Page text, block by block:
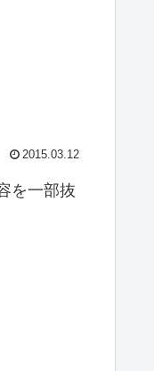
2015.03.12
を一部抜